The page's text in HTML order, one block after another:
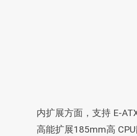
内扩展方面，支持 E-
高能扩展185mm高